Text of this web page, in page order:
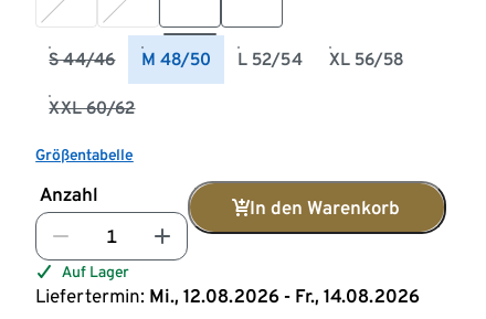
S 44/46 M 48/50 L 52/54 XL 56/58
XXL 60/62
Größentabelle
Anzahl
In den Warenkorb
Auf Lager
Liefertermin: Mi., 12.08.2026 - Fr., 14.08.2026